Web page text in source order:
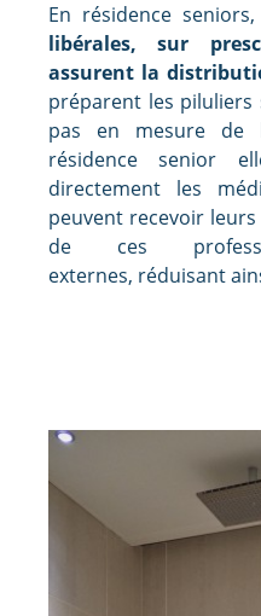
En résidence
libérales, sur
assurent la
préparent les piluliers
pas en mesure de
résidence senior
directement les
peuvent recevoir
de ces
externes, réduisant